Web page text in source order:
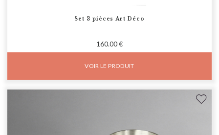
Set 3 pièces Art Déco
160.00 €
VOIR LE PRODUIT